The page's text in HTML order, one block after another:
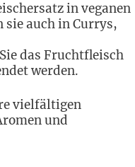
in veganen
sie auch in Currys,
das Fruchtfleisch
werden.
vielfältigen
und